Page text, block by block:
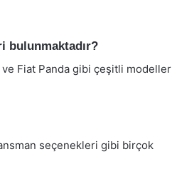
bulunmaktadır?
ve Fiat Panda gibi çeşitli modeller
seçenekleri gibi birçok